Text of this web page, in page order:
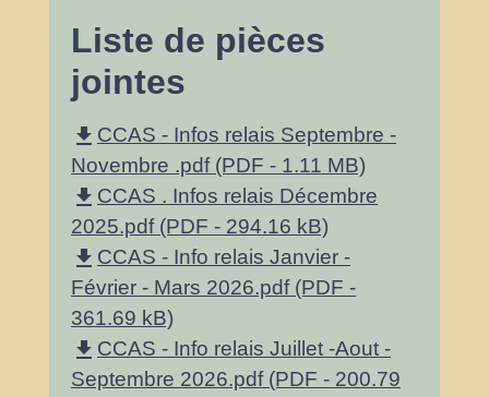
Liste de pièces
jointes
file_download CCAS - Infos relais Septembre -
Novembre .pdf (PDF - 1.11 MB)
file_download CCAS . Infos relais Décembre
2025.pdf (PDF - 294.16 kB)
file_download CCAS - Info relais Janvier -
Février - Mars 2026.pdf (PDF -
361.69 kB)
file_download CCAS - Info relais Juillet -Aout -
Septembre 2026.pdf (PDF - 200.79